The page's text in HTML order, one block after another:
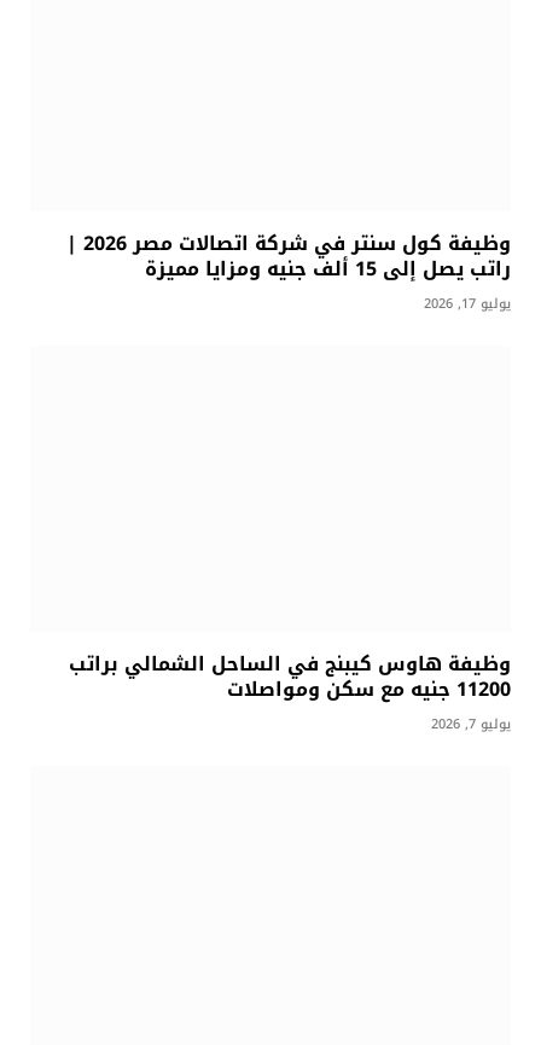
وظيفة كول سنتر في شركة اتصالات مصر 2026 |
راتب يصل إلى 15 ألف جنيه ومزايا مميزة
يوليو 17, 2026
وظيفة هاوس كيبنج في الساحل الشمالي براتب
11200 جنيه مع سكن ومواصلات
يوليو 7, 2026